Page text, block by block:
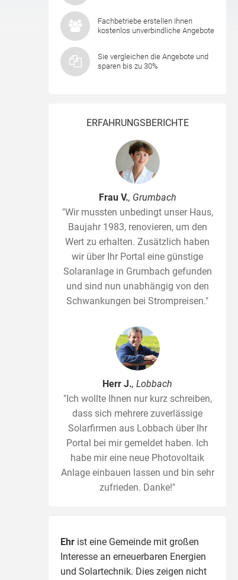
Fachbetriebe erstellen Ihnen
kostenlos unverbindliche Angebote
Sie vergleichen die Angebote und
sparen bis zu 30%
ERFAHRUNGSBERICHTE
Frau V., Grumbach
"Wir mussten unbedingt unser Haus,
Baujahr 1983, renovieren, um den
Wert zu erhalten. Zusätzlich haben
wir über Ihr Portal eine günstige
Solaranlage in Grumbach gefunden
und sind nun unabhängig von den
Schwankungen bei Strompreisen."
Herr J., Lobbach
"Ich wollte Ihnen nur kurz schreiben,
dass sich mehrere zuverlässige
Solarfirmen aus Lobbach über Ihr
Portal bei mir gemeldet haben. Ich
habe mir eine neue Photovoltaik
Anlage einbauen lassen und bin sehr
zufrieden. Danke!"
Ehr ist eine Gemeinde mit großen
Interesse an erneuerbaren Energien
und Solartechnik. Dies zeigen nicht